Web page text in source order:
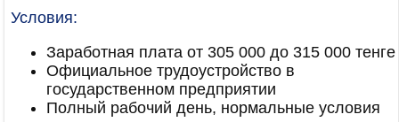
Условия:
Заработная плата от 305 000 до 315 000 тенге
Официальное трудоустройство в
государственном предприятии
Полный рабочий день, нормальные условия